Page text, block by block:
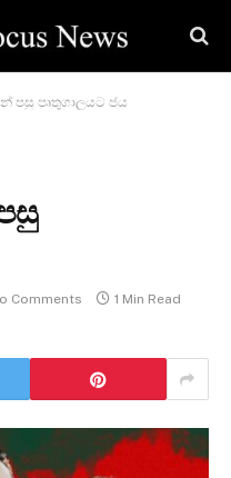
පසු පෘතුගාලයට ජය
Comments
1 Min Read